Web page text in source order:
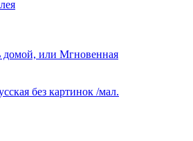
домой, или Мгновенная
без картинок /мал.